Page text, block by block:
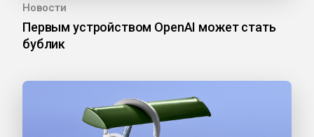
Новости
Первым устройством OpenAI может стать
бублик